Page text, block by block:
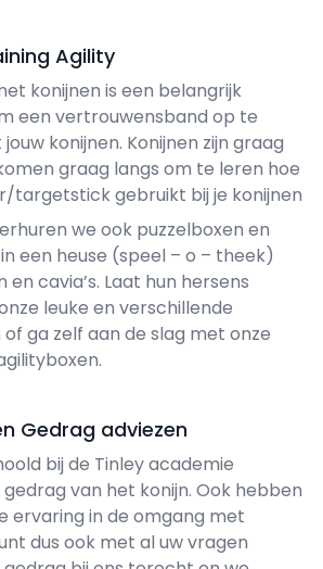
Agility
konijnen is een belangrijk
een vertrouwensband op te
konijnen. Konijnen zijn graag
graag langs om te leren hoe
targetstick gebruikt bij je konijnen
we ook puzzelboxen en
een heuse (speel – o – theek)
en cavia’s. Laat hun hersens
leuke en verschillende
ga zelf aan de slag met onze
Gedrag adviezen
bij de Tinley academie
van het konijn. Ook hebben
ervaring in de omgang met
dus ook met al uw vragen